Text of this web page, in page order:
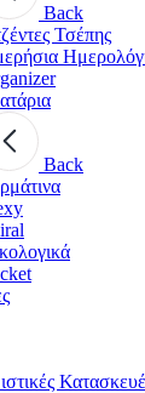
Back
Τσέπης
Back